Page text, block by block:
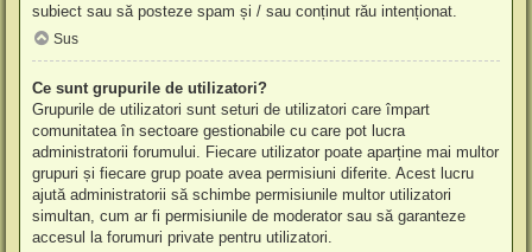
subiect sau să posteze spam și / sau conținut rău intenționat.
Sus
Ce sunt grupurile de utilizatori?
Grupurile de utilizatori sunt seturi de utilizatori care împart
comunitatea în sectoare gestionabile cu care pot lucra
administratorii forumului. Fiecare utilizator poate aparține mai multor
grupuri și fiecare grup poate avea permisiuni diferite. Acest lucru
ajută administratorii să schimbe permisiunile multor utilizatori
simultan, cum ar fi permisiunile de moderator sau să garanteze
accesul la forumuri private pentru utilizatori.